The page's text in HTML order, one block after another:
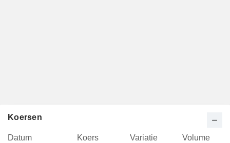
Koersen
Datum Koers Variatie
Volume